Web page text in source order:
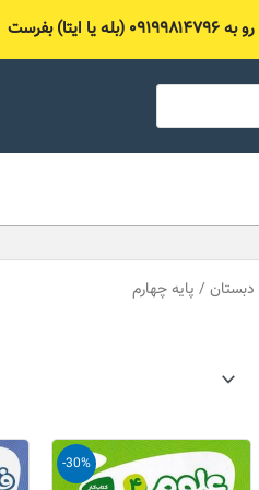
بفرست
دبستان / پایه چهارم
24,500 تومان
-30%
اصلی
45,000 تومان
قیمت
فعلی